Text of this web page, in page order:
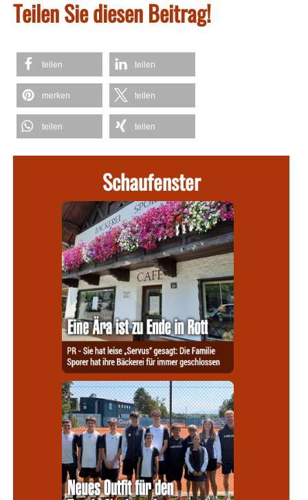
Teilen Sie diesen Beitrag!
teilen teilen
merken teilen
teilen teilen
Schaufenster